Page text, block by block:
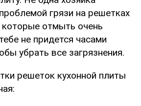
грязи на решетках
которые отмыть очень
не придется часами
убрать все загрязнения.
решеток кухонной плиты